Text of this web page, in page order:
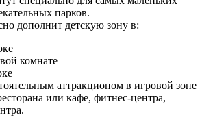
парков.
дополнит детскую зону в:
комнате
аттракционом в игровой зоне
или кафе, фитнес-центра,